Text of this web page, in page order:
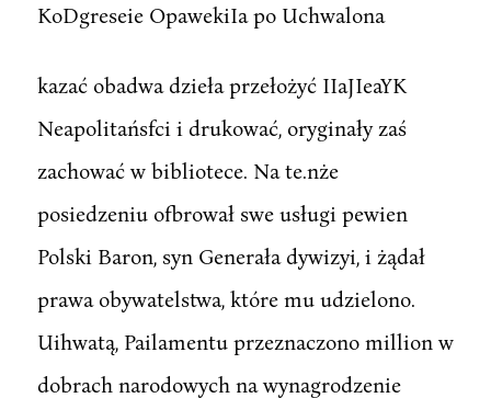
KoDgreseie OpawekiIa po Uchwalona
kazać obadwa dzieła przełożyć IIaJIeaYK
Neapolitańsfci i drukować, oryginały zaś
zachować w bibliotece. Na te.nże
posiedzeniu ofbrował swe usługi pewien
Polski Baron, syn Generała dywizyi, i żądał
prawa obywatelstwa, które mu udzielono.
Uihwatą, Pailamentu przeznaczono million w
dobrach narodowych na wynagrodzenie